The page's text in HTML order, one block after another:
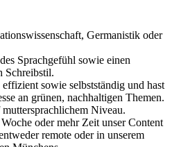
Germanistik oder
Sprachgefühl sowie einen
Schreibstil.
sowie selbstständig und hast
an grünen, nachhaltigen Themen.
Niveau.
oder mehr Zeit unser Content
remote oder in unserem